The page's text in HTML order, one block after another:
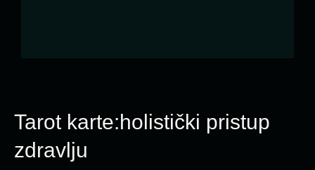
Tarot karte:holistički pristup
zdravlju